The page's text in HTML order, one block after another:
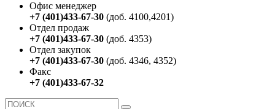
Офис менеджер
+7 (401)433-67-30 (доб. 4100,4201)
Отдел продаж
+7 (401)433-67-30 (доб. 4353)
Отдел закупок
+7 (401)433-67-30 (доб. 4346, 4352)
Факс
+7 (401)433-67-32